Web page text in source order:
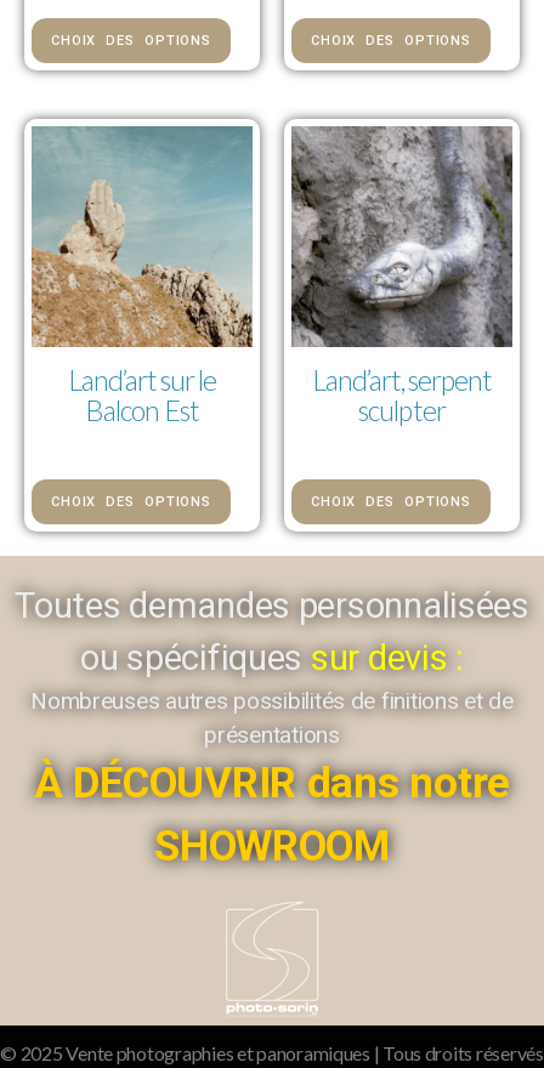
CHOIX DES OPTIONS CHOIX DES OPTIONS
Land’art sur le
Balcon Est
CHOIX DES OPTIONS
Land’art, serpent
sculpter
CHOIX DES OPTIONS
Toutes demandes personnalisées
ou spécifiquessur devis :
Nombreuses autres possibilités de finitions et de
présentations
À DÉCOUVRIR dans notre
SHOWROOM
© 2025 Vente photographies et panoramiques | Tous droits réservés